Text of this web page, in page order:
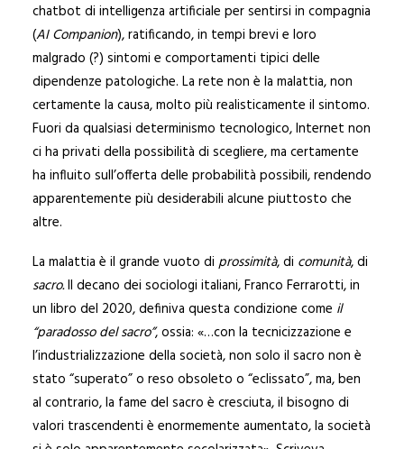
chatbot di intelligenza artificiale per sentirsi in compagnia
(AI Companion), ratificando, in tempi brevi e loro
malgrado (?) sintomi e comportamenti tipici delle
dipendenze patologiche. La rete non è la malattia, non
certamente la causa, molto più realisticamente il sintomo.
Fuori da qualsiasi determinismo tecnologico, Internet non
ci ha privati della possibilità di scegliere, ma certamente
ha influito sull’offerta delle probabilità possibili, rendendo
apparentemente più desiderabili alcune piuttosto che
altre.
La malattia è il grande vuoto di prossimità, di comunità, di
sacro.Il decano dei sociologi italiani, Franco Ferrarotti, in
un libro del 2020, definiva questa condizione come il
“paradosso del sacro”, ossia: «…con la tecnicizzazione e
l’industrializzazione della società, non solo il sacro non è
stato “superato” o reso obsoleto o “eclissato”, ma, ben
al contrario, la fame del sacro è cresciuta, il bisogno di
valori trascendenti è enormemente aumentato, la società